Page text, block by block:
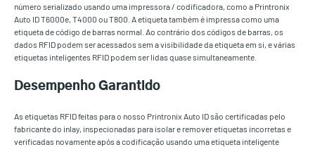
número serializado usando uma impressora / codificadora, como a Printronix
Auto ID T6000e, T4000 ou T800. A etiqueta também é impressa como uma
etiqueta de código de barras normal. Ao contrário dos códigos de barras, os
dados RFID podem ser acessados sem a visibilidade da etiqueta em si, e várias
etiquetas inteligentes RFID podem ser lidas quase simultaneamente.
Desempenho Garantido
As etiquetas RFID feitas para o nosso Printronix Auto ID são certificadas pelo
fabricante do inlay, inspecionadas para isolar e remover etiquetas incorretas e
verificadas novamente após a codificação usando uma etiqueta inteligente